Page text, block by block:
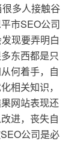
多人接触谷
市SEO公司
现要弄明白
东西都是只
何着手，自
相关知识，
网站表现还
进，丧失自
公司是必